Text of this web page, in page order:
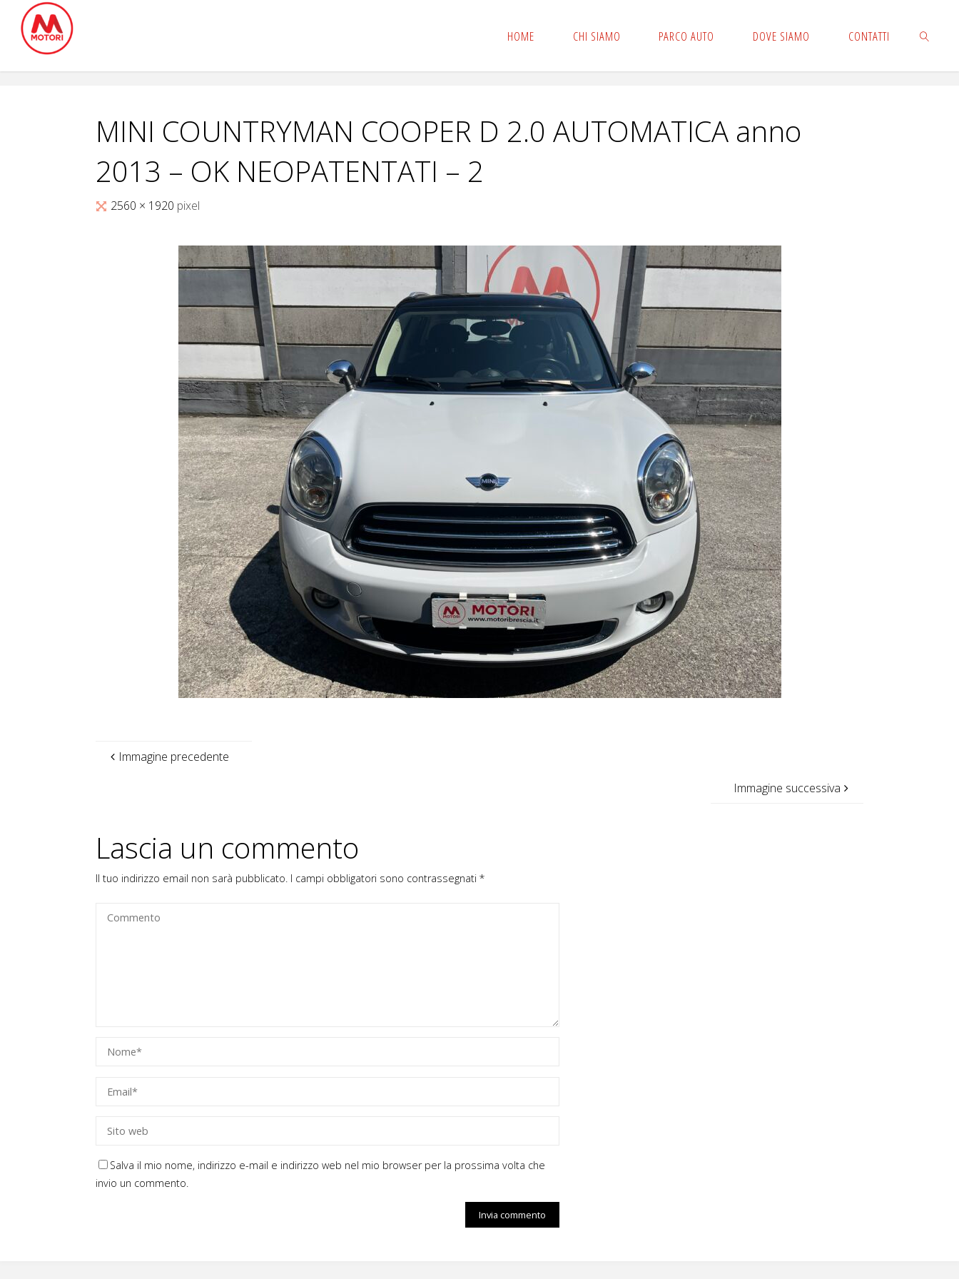
contenuto
HOME CHI SIAMO PARCO AUTO DOVE SIAMO CONTATTI
MINI COUNTRYMAN COOPER D 2.0 AUTOMATICA anno
2013 – OK NEOPATENTATI – 2
Tutta2560 × 1920 pixel
Immagine precedente
Immagine successiva
Lascia un commento
Il tuo indirizzo email non sarà pubblicato. I campi obbligatori sono contrassegnati*
Salva il mio nome, indirizzo e-mail e indirizzo web nel mio browser per la prossima volta che
invio un commento.